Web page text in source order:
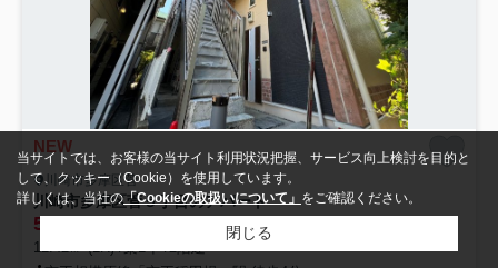
NEW
川崎市多摩区菅
川崎市多摩区菅５丁目のアパート
5.65 管理/共益費3,500円
12.42㎡ (1R) /築1年 /2階建
当サイトでは、お客様の当サイト利用状況把握、サービス向上検討を目的と
して、クッキー（Cookie）を使用しています。
詳しくは、当社の「Cookieの取扱いについて」 をご確認ください。
閉じる